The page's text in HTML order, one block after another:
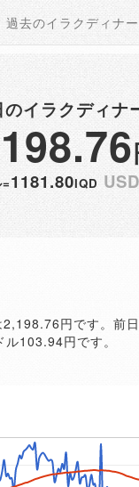
過去のイラクディナ
イラクディナ
1181.80IQD
円です。前
103.94円です。